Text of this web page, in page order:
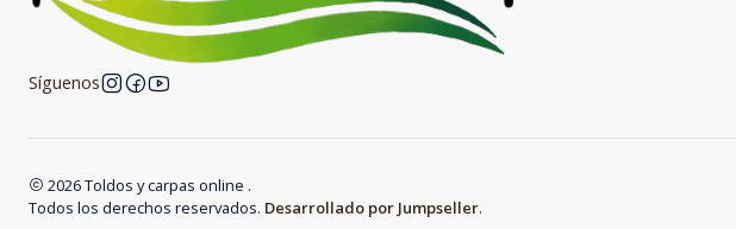
Síguenos
2026 Toldos y carpas online .
Todos los derechos reservados. Desarrollado por Jumpseller.